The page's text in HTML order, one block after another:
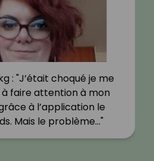
: "J’était choqué je me
à faire attention à mon
à l’application le
Mais le problème…"